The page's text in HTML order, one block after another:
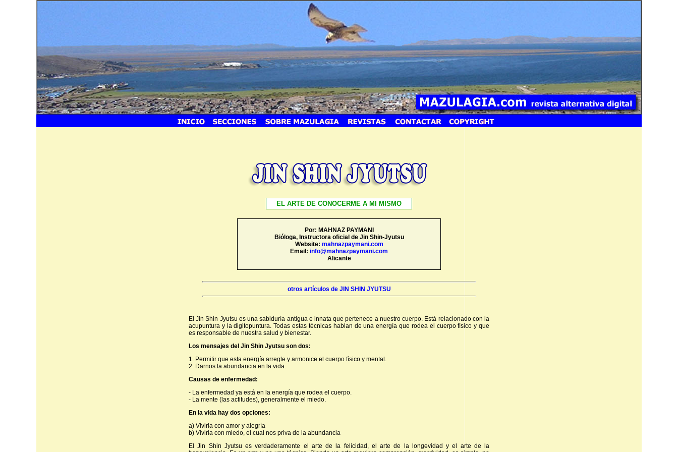
EL ARTE DE CONOCERME A MI MISMO
Por: MAHNAZ PAYMANI
Bióloga, Instructora oficial de Jin Shin-Jyutsu
Website: mahnazpaymani.com
Email: info@mahnazpaymani.com
Alicante
otros artículos de JIN SHIN JYUTSU
El Jin Shin Jyutsu es una sabiduría antigua e innata que pertenece a nuestro cuerpo. Está relacionado con la
acupuntura y la digitopuntura. Todas estas técnicas hablan de una energía que rodea el cuerpo físico y que
es responsable de nuestra salud y bienestar.
Los mensajes del Jin Shin Jyutsu son dos:
1. Permitir que esta energía arregle y armonice el cuerpo físico y mental.
2. Darnos la abundancia en la vida.
Causas de enfermedad:
- La enfermedad ya está en la energía que rodea el cuerpo.
- La mente (las actitudes), generalmente el miedo.
En la vida hay dos opciones:
a) Vivirla con amor y alegría
b) Vivirla con miedo, el cual nos priva de la abundancia
El Jin Shin Jyutsu es verdaderamente el arte de la felicidad, el arte de la longevidad y el arte de la